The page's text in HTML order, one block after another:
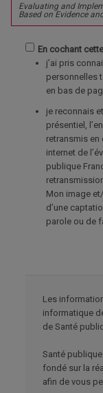
Evaluating and
Based on Evidence
En cochant
j’ai pris
personnelles
en bas de
je reconnais
présentiel,
retransmis
internet de
publique
Mon image
d’une
parole ou de
Les
informatique
de Santé
Santé
fondé sur la
afin de vous